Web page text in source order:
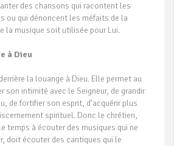
des chansons qui racontent les
ou qui dénoncent les méfaits de la
la musique soit utilisée pour Lui.
à Dieu
la louange à Dieu. Elle permet au
son intimité avec le Seigneur, de grandir
de fortifier son esprit, d’acquérir plus
spirituel. Donc le chrétien,
temps à écouter des musiques qui ne
doit écouter des cantiques qui le